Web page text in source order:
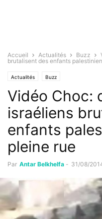
Accueil Actualités Buzz
brutalisent des enfants
Actualités Buzz
Vidéo Choc:
israéliens
enfants
pleine rue
Par Antar Belkhelfa - 31/08/